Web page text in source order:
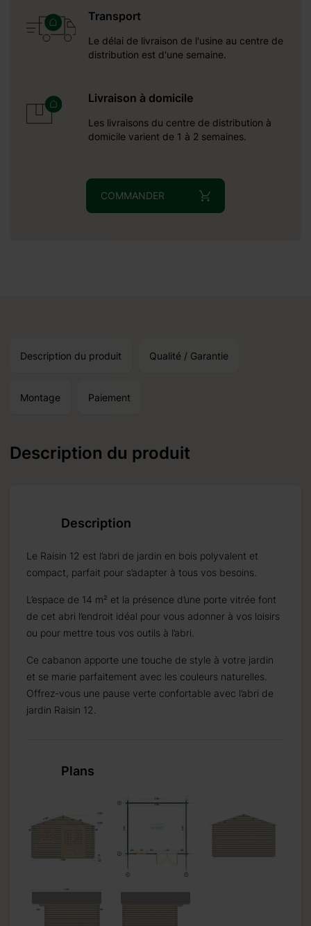
Transport
Le délai de livraison de l'usine au centre de
distribution est d'une semaine.
Livraison à domicile
Les livraisons du centre de distribution à
domicile varient de 1 à 2 semaines.
COMMANDER
Description du produit Qualité / Garantie
Montage Paiement
Description du produit
Description
Le Raisin 12 est l’abri de jardin en bois polyvalent et
compact, parfait pour s’adapter à tous vos besoins.
L’espace de 14 m² et la présence d’une porte vitrée font
de cet abri l’endroit idéal pour vous adonner à vos loisirs
ou pour mettre tous vos outils à l’abri.
Ce cabanon apporte une touche de style à votre jardin
et se marie parfaitement avec les couleurs naturelles.
Offrez-vous une pause verte confortable avec l’abri de
jardin Raisin 12.
Plans
pour les